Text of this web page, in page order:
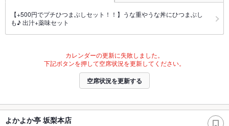
【+500円でプチひつまぶしセット！！】うな重やうな丼にひつまぶし
も♪ 出汁+薬味セット
カレンダーの更新に失敗しました。
下記ボタンを押して空席状況を更新してください。
空席状況を更新する
よかよか亭 坂梨本店